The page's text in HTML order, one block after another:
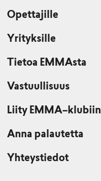
Opettajille
Yrityksille
Tietoa EMMAsta
Vastuullisuus
Liity EMMA–klubiin
Anna palautetta
Yhteystiedot